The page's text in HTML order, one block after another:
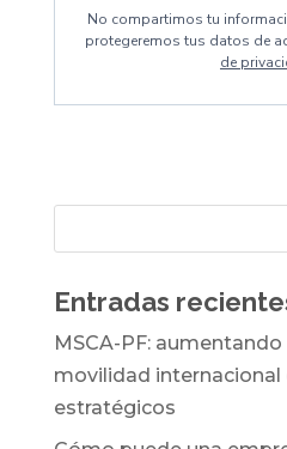
No compartimos tu
protegeremos tus datos de
de
Entradas
MSCA-PF:
movilidad
estratégicos